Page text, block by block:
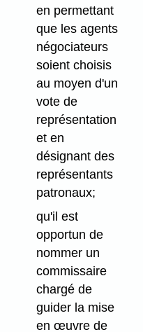
en permettant
que les agents
négociateurs
soient choisis
au moyen d'un
vote de
représentation
et en
désignant des
représentants
patronaux;
qu'il est
opportun de
nommer un
commissaire
chargé de
guider la mise
en œuvre de